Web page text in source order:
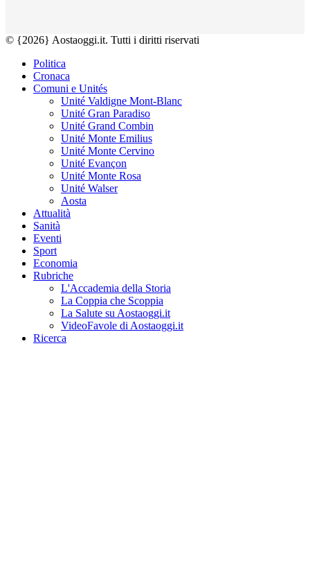
© {2026} Aostaoggi.it. Tutti i diritti riservati
Politica
Cronaca
Comuni e Unités
Unité Valdigne Mont-Blanc
Unité Gran Paradiso
Unité Grand Combin
Unité Monte Emilius
Unité Monte Cervino
Unité Evançon
Unité Monte Rosa
Unité Walser
Aosta
Attualità
Sanità
Eventi
Sport
Economia
Rubriche
L'Accademia della Storia
La Coppia che Scoppia
La Salute su Aostaoggi.it
VideoFavole di Aostaoggi.it
Ricerca